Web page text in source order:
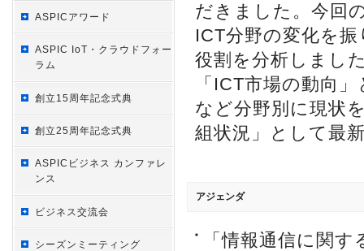
ASPICアワード
ASPIC IoT・クラウドフォー
ラム
創立15周年記念式典
創立25周年記念式典
ASPICビジネス カンファレ
ンス
ビジネス交流会
シーズンミーティング
だきました。今回
ICT分野の変化を
役割を分析しまし
「ICT市場の動向
など分野別に現状
組状況」として最
アジェンダ
「情報通信に関